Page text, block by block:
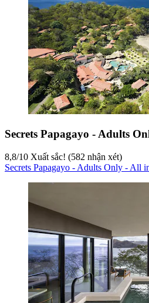
Secrets Papagayo - Adults
8,8/10 Xuất sắc! (582 nhận xét)
Secrets Papagayo - Adults Only - All